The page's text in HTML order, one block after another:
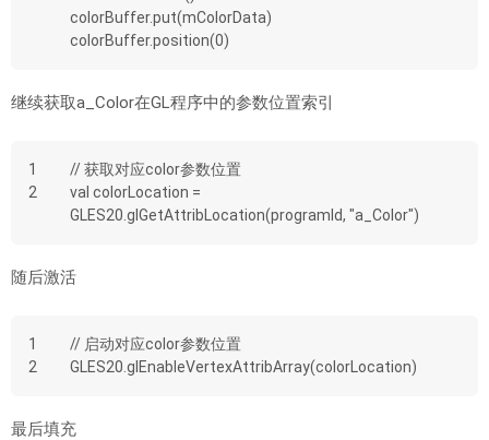
colorBuffer.put(mColorData)
colorBuffer.position(0)
继续获取a_Color在GL程序中的参数位置索引
1
2
// 获取对应color参数位置
val colorLocation =
GLES20.glGetAttribLocation(programId, "a_Color")
随后激活
1
2
// 启动对应color参数位置
GLES20.glEnableVertexAttribArray(colorLocation)
最后填充